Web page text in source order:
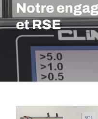
Notre
et RSE